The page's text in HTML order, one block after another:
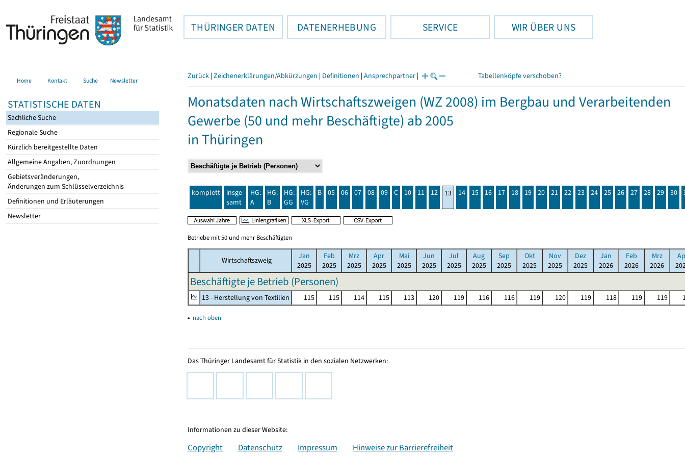
THÜRINGER DATEN DATENERHEBUNG SERVICE WIR ÜBER UNS
Home Kontakt Suche Newsletter
STATISTISCHE DATEN
Sachliche Suche
Regionale Suche
Kürzlich bereitgestellte Daten
Allgemeine Angaben, Zuordnungen
Gebietsveränderungen,
Änderungen zum Schlüsselverzeichnis
Definitionen und Erläuterungen
Newsletter
Zurück | Zeichenerklärungen/Abkürzungen | Definitionen | Ansprechpartner | Tabellenköpfe verschoben?
Monatsdaten nach Wirtschaftszweigen (WZ 2008) im Bergbau und Verarbeitenden
Gewerbe (50 und mehr Beschäftigte) ab 2005
in Thüringen
komplett
insge-
samt
HG:
A
HG:
B
HG:
GG
HG:
VG
B 05 06 07 08 09 C 10 11 12 13 14 15 16 17 18 19 20 21 22 23 24 25 26 27 28 29 30
Betriebe mit 50 und mehr Beschäftigten
Wirtschaftszweig
Jan
2025
Feb
2025
Mrz
2025
Apr
2025
Mai
2025
Jun
2025
Jul
2025
Aug
2025
Sep
2025
Okt
2025
Nov
2025
Dez
2025
Jan
2026
Feb
2026
Mrz
2026
Beschäftigte je Betrieb (Personen)
13 - Herstellung von Textilien 115 115 114 115 113 120 119 116 116 119 120 119 118 119 119
▴ nach oben
Das Thüringer Landesamt für Statistik in den sozialen Netzwerken:
Informationen zu dieser Website:
Copyright Datenschutz Impressum Hinweise zur Barrierefreiheit